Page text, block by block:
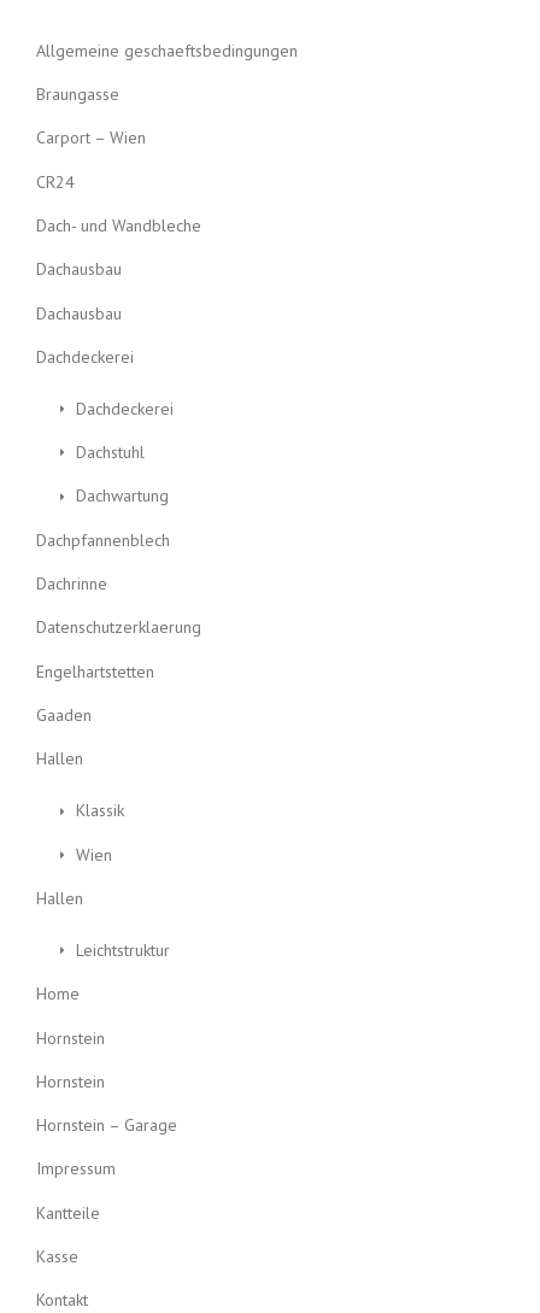
Allgemeine geschaeftsbedingungen
Braungasse
Carport – Wien
CR24
Dach- und Wandbleche
Dachausbau
Dachausbau
Dachdeckerei
Dachdeckerei
Dachstuhl
Dachwartung
Dachpfannenblech
Dachrinne
Datenschutzerklaerung
Engelhartstetten
Gaaden
Hallen
Klassik
Wien
Hallen
Leichtstruktur
Home
Hornstein
Hornstein
Hornstein – Garage
Impressum
Kantteile
Kasse
Kontakt